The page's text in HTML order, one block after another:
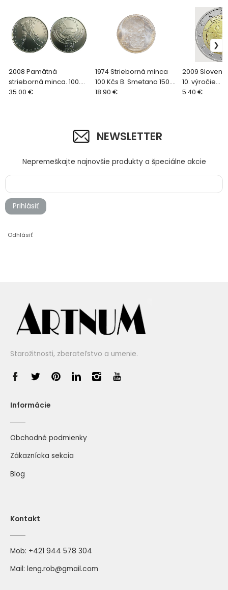
2008 Pamätná
strieborná minca. 100.
výročie založenia
35.00 €
1974 Strieborná minca
100 Kčs B. Smetana 150.
výročie
18.90 €
2009
10. výročie
5.40 €
NEWSLETTER
Nepremeškajte najnovšie produkty a špeciálne akcie
Prihlásiť
Odhlásiť
Starožitnosti, zberateľstvo a umenie.
Informácie
Obchodné podmienky
Zákaznícka sekcia
Blog
Kontakt
Mob: +421 944 578 304
Mail: leng.rob@gmail.com